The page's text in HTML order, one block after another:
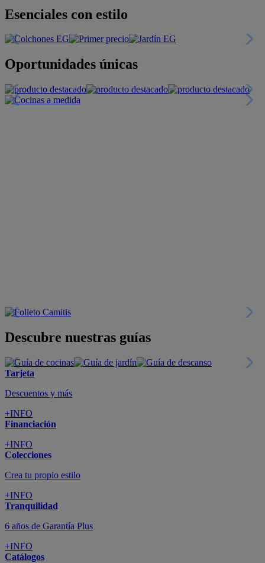
Esenciales con estilo
Oportunidades únicas
Descubre nuestras guías
Tarjeta
Descuentos y más
+INFO
Financiación
+INFO
Colecciones
Crea tu propio estilo
+INFO
Tranquilidad
6 años de Garantía Plus
+INFO
Catálogos